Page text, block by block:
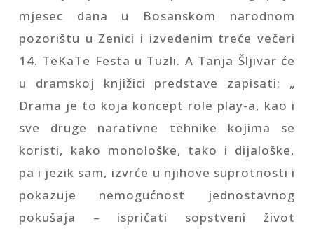
mjesec dana u Bosanskom narodnom
pozorištu u Zenici i izvedenim treće večeri
14. TeKaTe Festa u Tuzli. A Tanja Šljivar će
u dramskoj knjižici predstave zapisati: „
Drama je to koja koncept role play-a, kao i
sve druge narativne tehnike kojima se
koristi, kako monološke, tako i dijaloške,
pa i jezik sam, izvrće u njihove suprotnosti i
pokazuje nemogućnost jednostavnog
pokušaja – ispričati sopstveni život